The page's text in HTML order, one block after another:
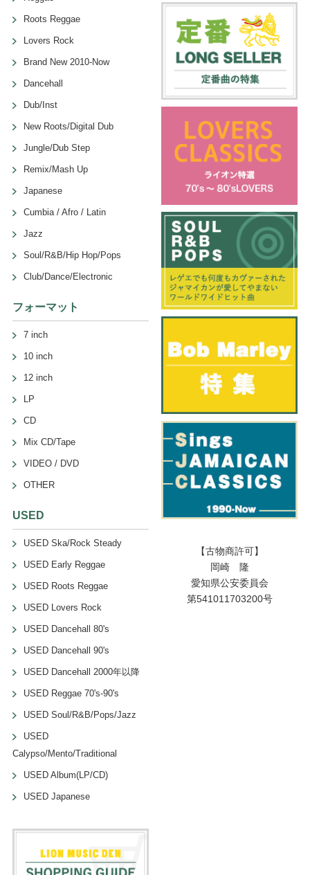
Roots Reggae
Lovers Rock
Brand New 2010-Now
Dancehall
Dub/Inst
New Roots/Digital Dub
Jungle/Dub Step
Remix/Mash Up
Japanese
Cumbia / Afro / Latin
Jazz
Soul/R&B/Hip Hop/Pops
Club/Dance/Electronic
フォーマット
7 inch
10 inch
12 inch
LP
CD
Mix CD/Tape
VIDEO / DVD
OTHER
USED
USED Ska/Rock Steady
USED Early Reggae
USED Roots Reggae
USED Lovers Rock
USED Dancehall 80's
USED Dancehall 90's
USED Dancehall 2000年以降
USED Reggae 70's-90's
USED Soul/R&B/Pops/Jazz
USED
Calypso/Mento/Traditional
USED Album(LP/CD)
USED Japanese
【古物商許可】
岡崎 隆
愛知県公安委員会
第541011703200号